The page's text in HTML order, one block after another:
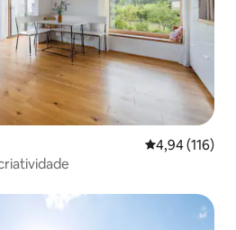
4,94 de uma
4,94 (116)